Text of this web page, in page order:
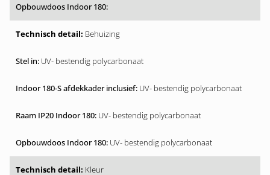
Behuizing
UV- bestendig polycarbonaat
UV- bestendig polycarbonaat
UV- bestendig polycarbonaat
UV- bestendig polycarbonaat
Kleur